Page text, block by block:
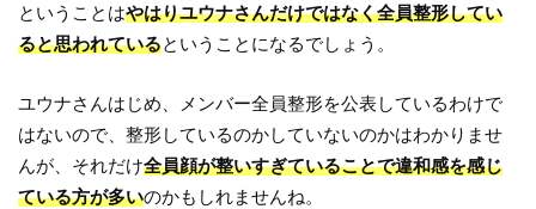
ということはやはりユウナさんだけではなく全員整形してい
ると思われているということになるでしょう。
ユウナさんはじめ、メンバー全員整形を公表しているわけで
はないので、整形しているのかしていないのかはわかりませ
んが、それだけ全員顔が整いすぎていることで違和感を感じ
ている方が多いのかもしれませんね。